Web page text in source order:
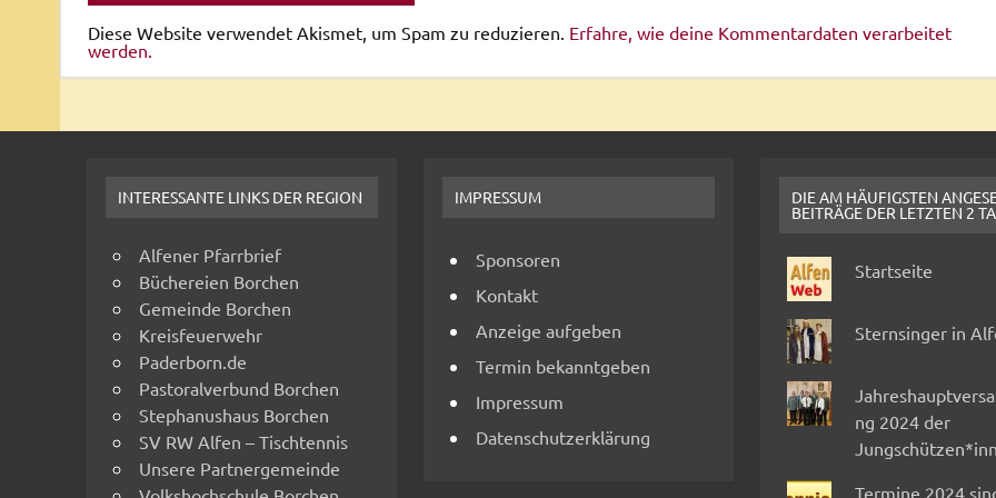
Diese Website verwendet Akismet, um Spam zu reduzieren. Erfahre, wie deine Kommentardaten verarbeitet
werden.
INTERESSANTE LINKS DER REGION
Alfener Pfarrbrief
Büchereien Borchen
Gemeinde Borchen
Kreisfeuerwehr
Paderborn.de
Pastoralverbund Borchen
Stephanushaus Borchen
SV RW Alfen – Tischtennis
Unsere Partnergemeinde
IMPRESSUM
Sponsoren
Kontakt
Anzeige aufgeben
Termin bekanntgeben
Impressum
Datenschutzerklärung
DIE AM HÄUFIGSTEN
BEITRÄGE DER LETZTEN 2
Startseite
Sternsinger in
ng 2024 der
Termine 2024